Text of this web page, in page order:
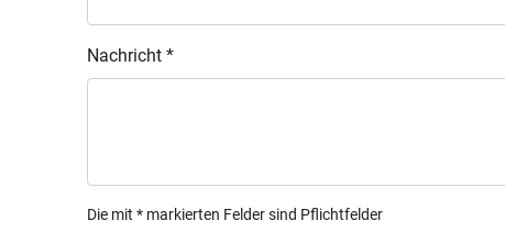
Nachricht *
Die mit * markierten Felder sind Pflichtfelder